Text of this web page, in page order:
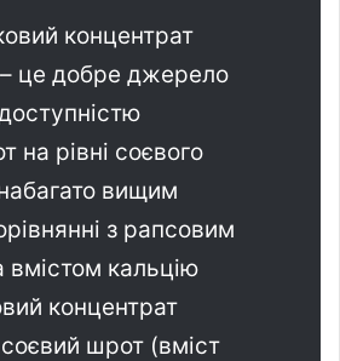
концентрат
це добре джерело
на рівні соєвого
вищим
з рапсовим
кальцію
концентрат
шрот (вміст